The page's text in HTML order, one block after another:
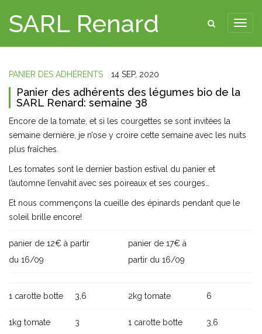
SARL Renard
PANIER DES ADHÉRENTS 14 SEP, 2020
Panier des adhérents des légumes bio de la
SARL Renard: semaine 38
Encore de la tomate, et si les courgettes se sont invitées la
semaine dernière, je n’ose y croire cette semaine avec les nuits
plus fraîches.
Les tomates sont le dernier bastion estival du panier et
l’automne l’envahit avec ses poireaux et ses courges…
Et nous commençons la cueille des épinards pendant que le
soleil brille encore!
panier de 12€ à partir
du 16/09
panier de 17€ à
partir du 16/09
1 carotte botte 3,6 2kg tomate 6
1kg tomate 3 1 carotte botte 3,6